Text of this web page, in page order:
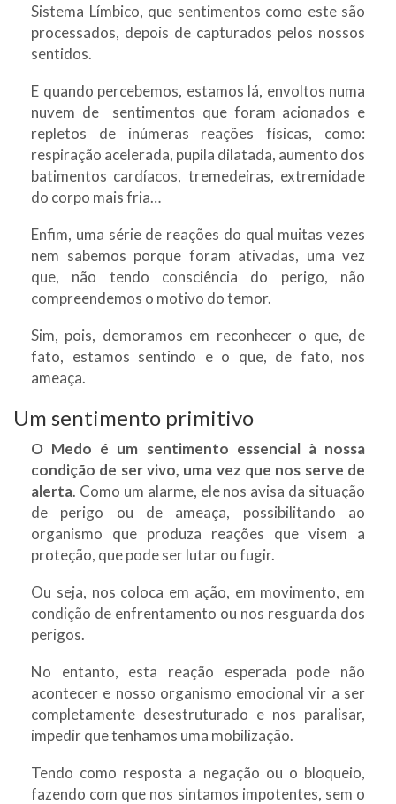
Sistema Límbico, que sentimentos como este são
processados, depois de capturados pelos nossos
sentidos.
E quando percebemos, estamos lá, envoltos numa
nuvem de sentimentos que foram acionados e
repletos de inúmeras reações físicas, como:
respiração acelerada, pupila dilatada, aumento dos
batimentos cardíacos, tremedeiras, extremidade
do corpo mais fria…
Enfim, uma série de reações do qual muitas vezes
nem sabemos porque foram ativadas, uma vez
que, não tendo consciência do perigo, não
compreendemos o motivo do temor.
Sim, pois, demoramos em reconhecer o que, de
fato, estamos sentindo e o que, de fato, nos
ameaça.
Um sentimento primitivo
O Medo é um sentimento essencial à nossa
condição de ser vivo, uma vez que nos serve de
alerta. Como um alarme, ele nos avisa da situação
de perigo ou de ameaça, possibilitando ao
organismo que produza reações que visem a
proteção, que pode ser lutar ou fugir.
Ou seja, nos coloca em ação, em movimento, em
condição de enfrentamento ou nos resguarda dos
perigos.
No entanto, esta reação esperada pode não
acontecer e nosso organismo emocional vir a ser
completamente desestruturado e nos paralisar,
impedir que tenhamos uma mobilização.
Tendo como resposta a negação ou o bloqueio,
fazendo com que nos sintamos impotentes, sem o